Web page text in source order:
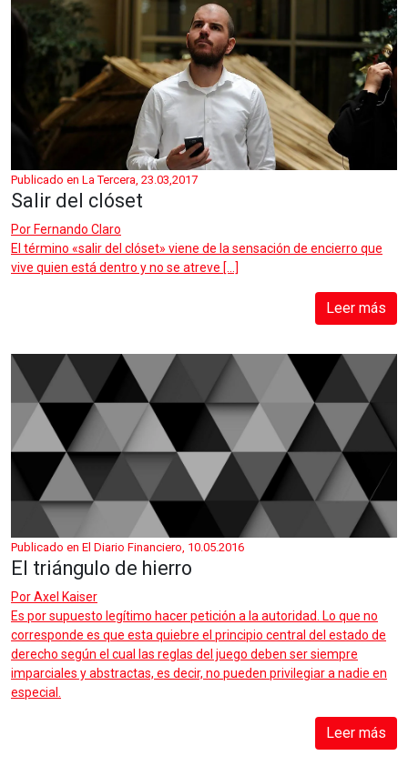
Publicado en La Tercera, 23.03,2017
Salir del clóset
Por Fernando Claro
El término «salir del clóset» viene de la sensación de encierro que
vive quien está dentro y no se atreve […]
Leer más
Publicado en El Diario Financiero, 10.05.2016
El triángulo de hierro
PorAxel Kaiser
Es por supuesto legítimo hacer petición a la autoridad. Lo que no
corresponde es que esta quiebre el principio central del estado de
derecho según el cual las reglas del juego deben ser siempre
imparciales y abstractas, es decir, no pueden privilegiar a nadie en
especial.
Leer más